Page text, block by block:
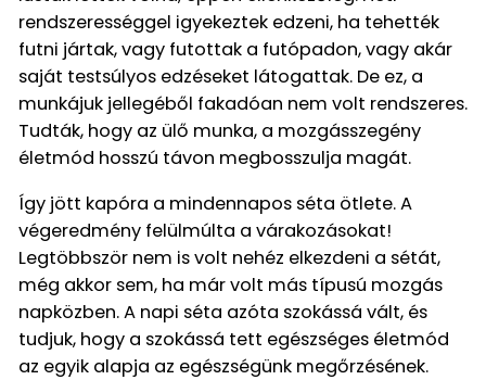
rendszerességgel igyekeztek edzeni, ha tehették
futni jártak, vagy futottak a futópadon, vagy akár
saját testsúlyos edzéseket látogattak. De ez, a
munkájuk jellegéből fakadóan nem volt rendszeres.
Tudták, hogy az ülő munka, a mozgásszegény
életmód hosszú távon megbosszulja magát.
Így jött kapóra a mindennapos séta ötlete. A
végeredmény felülmúlta a várakozásokat!
Legtöbbször nem is volt nehéz elkezdeni a sétát,
még akkor sem, ha már volt más típusú mozgás
napközben. A napi séta azóta szokássá vált, és
tudjuk, hogy a szokássá tett egészséges életmód
az egyik alapja az egészségünk megőrzésének.